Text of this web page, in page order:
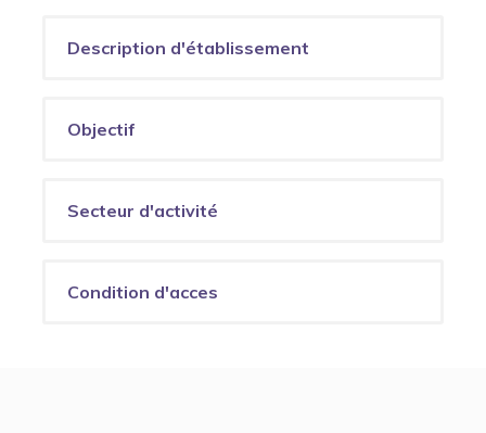
Description d'établissement
Objectif
Secteur d'activité
Condition d'acces